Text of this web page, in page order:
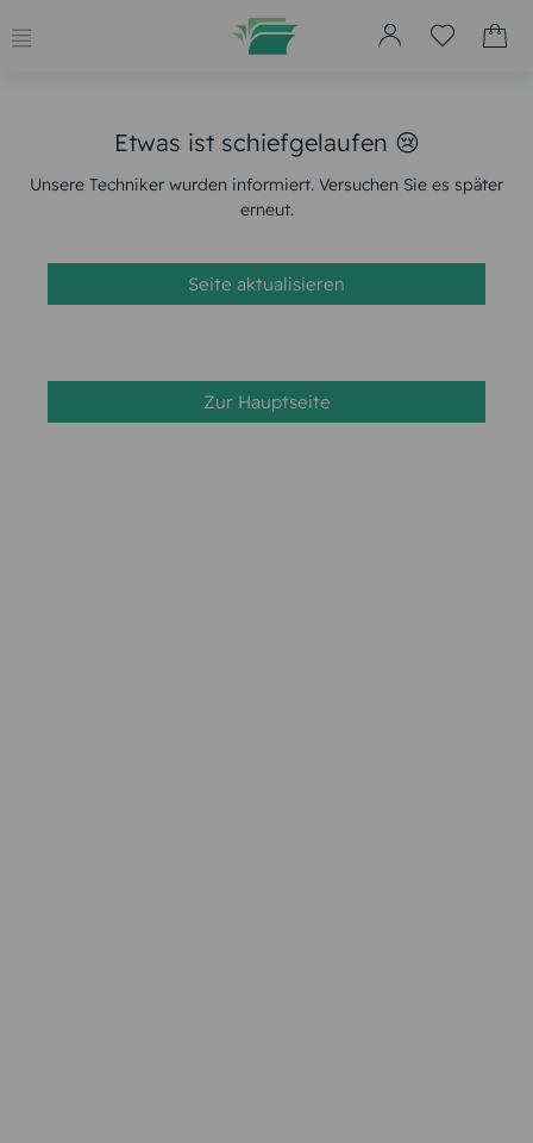
Etwas ist schiefgelaufen 😢
Unsere Techniker wurden informiert. Versuchen Sie es später
erneut.
Seite aktualisieren
Zur Hauptseite